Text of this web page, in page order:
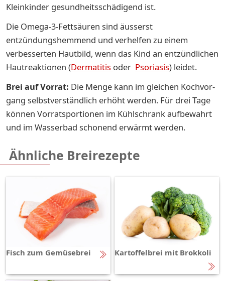
Klein­kin­der ge­sund­heits­schä­di­gend ist.
Die Omega-3-Fettsäuren sind äusserst
entzündungshemmend und verhelfen zu einem
verbesserten Hautbild, wenn das Kind an entzündlichen
Hautreaktionen (Dermatitis oder Psoriasis) leidet.
Brei auf Vorrat: Die Men­ge kann im glei­chen Koch­vor­
gang selbst­ver­ständ­lich er­höht wer­den. Für drei Tage
können Vorratsportionen im Kühlschrank aufbewahrt
und im Wasserbad schonend erwärmt werden.
Ähnliche Breirezepte
Fisch zum Gemüsebrei Kartoffelbrei mit Brokkoli